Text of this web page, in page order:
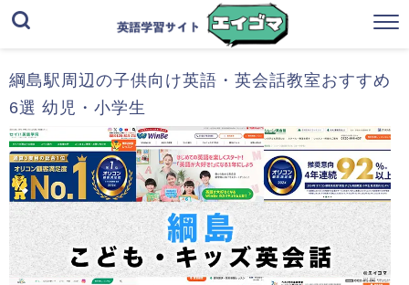
綱島駅周辺の子供向け英語・英会話教室おすすめ
6選 幼児・小学生